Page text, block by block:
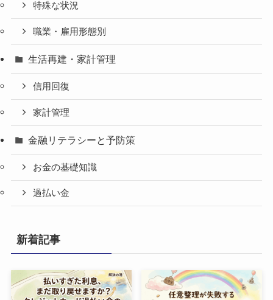
特殊な状況
職業・雇用形態別
生活再建・家計管理
信用回復
家計管理
金融リテラシーと予防策
お金の基礎知識
過払い金
新着記事